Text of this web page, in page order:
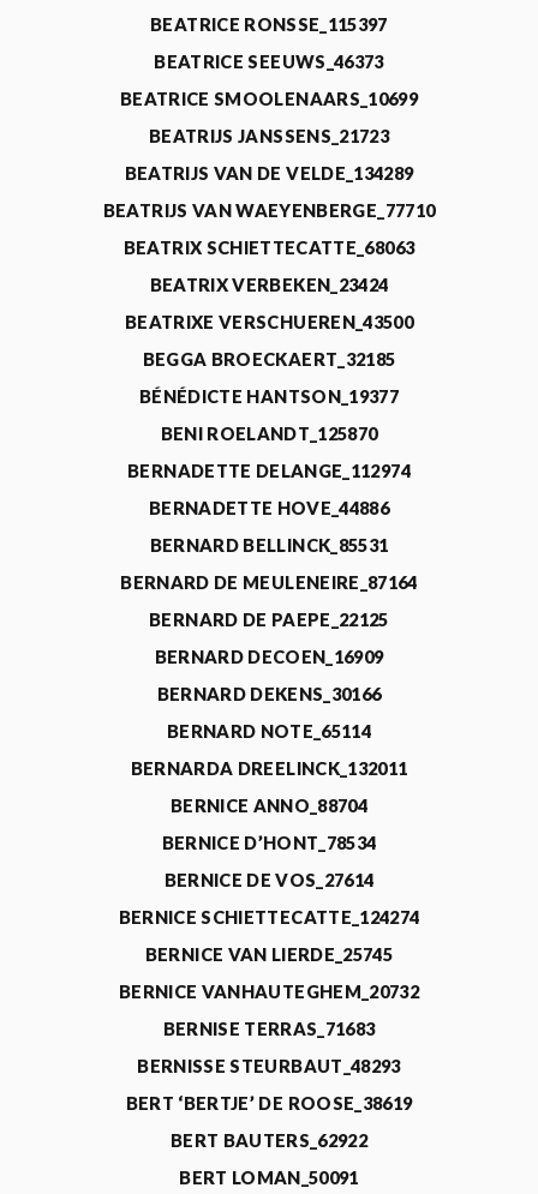
BEATRICE RONSSE_115397
BEATRICE SEEUWS_46373
BEATRICE SMOOLENAARS_10699
BEATRIJS JANSSENS_21723
BEATRIJS VAN DE VELDE_134289
BEATRIJS VAN WAEYENBERGE_77710
BEATRIX SCHIETTECATTE_68063
BEATRIX VERBEKEN_23424
BEATRIXE VERSCHUEREN_43500
BEGGA BROECKAERT_32185
BÉNÉDICTE HANTSON_19377
BENI ROELANDT_125870
BERNADETTE DELANGE_112974
BERNADETTE HOVE_44886
BERNARD BELLINCK_85531
BERNARD DE MEULENEIRE_87164
BERNARD DE PAEPE_22125
BERNARD DECOEN_16909
BERNARD DEKENS_30166
BERNARD NOTE_65114
BERNARDA DREELINCK_132011
BERNICE ANNO_88704
BERNICE D’HONT_78534
BERNICE DE VOS_27614
BERNICE SCHIETTECATTE_124274
BERNICE VAN LIERDE_25745
BERNICE VANHAUTEGHEM_20732
BERNISE TERRAS_71683
BERNISSE STEURBAUT_48293
BERT ‘BERTJE’ DE ROOSE_38619
BERT BAUTERS_62922
BERT LOMAN_50091